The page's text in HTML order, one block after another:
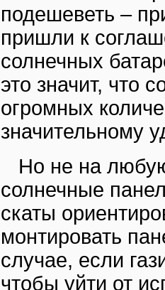
подешеветь –
пришли к
солнечных
это значит, что
огромных
значительному
Но не на
солнечные
скаты
монтировать
случае, если
чтобы уйти от